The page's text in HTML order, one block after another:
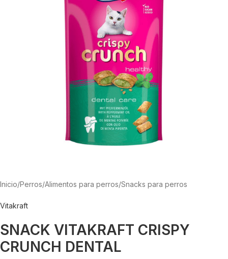
Inicio/Perros/Alimentos para perros/Snacks para perros
Vitakraft
SNACK VITAKRAFT CRISPY
CRUNCH DENTAL